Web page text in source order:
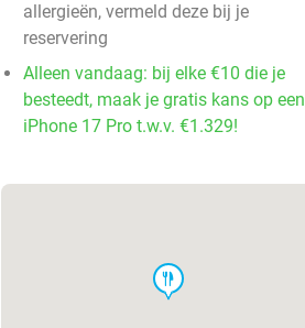
allergieën, vermeld deze bij je
reservering
Alleen vandaag: bij elke €10 die je
besteedt, maak je gratis kans op een
iPhone 17 Pro t.w.v. €1.329!
food